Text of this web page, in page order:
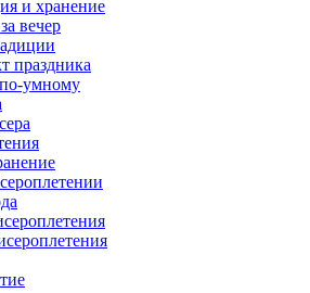
и хранение
вечер
праздника
умному